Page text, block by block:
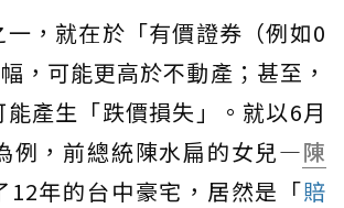
，就在於「有價證券（例如0
，可能更高於不動產；甚至，
產生「跌價損失」。就以6月
例，前總統陳水扁的女兒—陳
12年的台中豪宅，居然是「賠